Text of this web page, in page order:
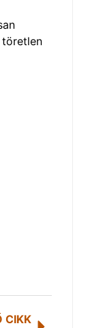
töretlen
CIKK